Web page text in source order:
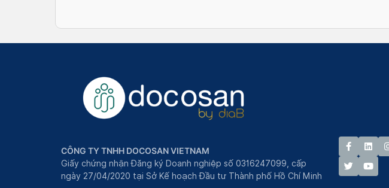
CÔNG TY TNHH DOCOSAN VIETNAM
Giấy chứng nhận Đăng ký Doanh nghiệp số 0316247099, cấp
ngày 27/04/2020 tại Sở Kế hoạch Đầu tư Thành phố Hồ Chí Minh